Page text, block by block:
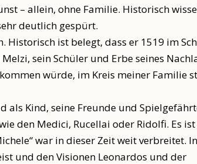
– allein, ohne Familie. Historisch
deutlich gespürt.
Historisch ist belegt, dass er 1519 im
sein Schüler und Erbe seines
würde, im Kreis meiner Familie
als Kind, seine Freunde und
den Medici, Rucellai oder Ridolfi. Es
war in dieser Zeit weit verbreitet.
und den Visionen Leonardos und der